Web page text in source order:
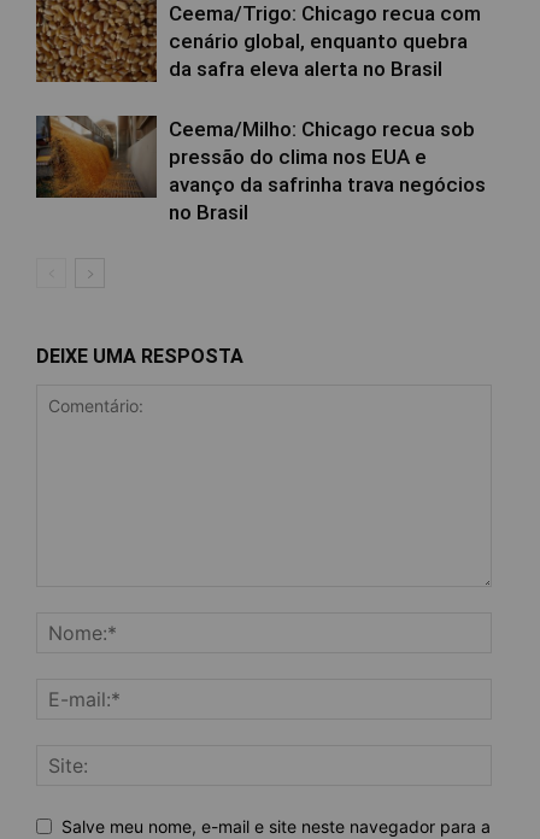
Ceema/Trigo: Chicago recua com
cenário global, enquanto quebra
da safra eleva alerta no Brasil
Ceema/Milho: Chicago recua sob
pressão do clima nos EUA e
avanço da safrinha trava negócios
no Brasil
DEIXE UMA RESPOSTA
Salve meu nome, e-mail e site neste navegador para a